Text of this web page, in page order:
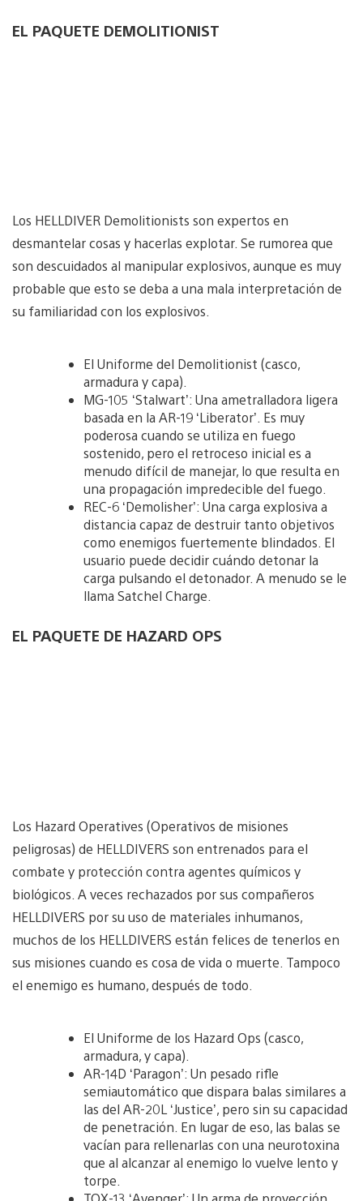
EL PAQUETE DEMOLITIONIST
Los HELLDIVER Demolitionists son expertos en
desmantelar cosas y hacerlas explotar. Se rumorea que
son descuidados al manipular explosivos, aunque es muy
probable que esto se deba a una mala interpretación de
su familiaridad con los explosivos.
El Uniforme del Demolitionist (casco,
armadura y capa).
MG-105 ‘Stalwart’: Una ametralladora ligera
basada en la AR-19 ‘Liberator’. Es muy
poderosa cuando se utiliza en fuego
sostenido, pero el retroceso inicial es a
menudo difícil de manejar, lo que resulta en
una propagación impredecible del fuego.
REC-6 ‘Demolisher’: Una carga explosiva a
distancia capaz de destruir tanto objetivos
como enemigos fuertemente blindados. El
usuario puede decidir cuándo detonar la
carga pulsando el detonador. A menudo se le
llama Satchel Charge.
EL PAQUETE DE HAZARD OPS
Los Hazard Operatives (Operativos de misiones
peligrosas) de HELLDIVERS son entrenados para el
combate y protección contra agentes químicos y
biológicos. A veces rechazados por sus compañeros
HELLDIVERS por su uso de materiales inhumanos,
muchos de los HELLDIVERS están felices de tenerlos en
sus misiones cuando es cosa de vida o muerte. Tampoco
el enemigo es humano, después de todo.
El Uniforme de los Hazard Ops (casco,
armadura, y capa).
AR-14D ‘Paragon’: Un pesado rifle
semiautomático que dispara balas similares a
las del AR-20L ‘Justice’, pero sin su capacidad
de penetración. En lugar de eso, las balas se
vacían para rellenarlas con una neurotoxina
que al alcanzar al enemigo lo vuelve lento y
torpe.